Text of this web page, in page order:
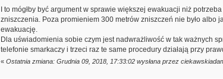
I to mógłby być argument w sprawie większej ewakuacji niż
zniszczenia. Poza promieniem 300 metrów zniszczeń nie było
ewakuację.
Dla uświadomienia sobie czym jest nadwrażliwość w tak ważnych
telefonie smarkaczy i trzeci raz te same procedury działają przy
« Ostatnia zmiana: Grudnia 09, 2018, 17:33:02 wysłana przez